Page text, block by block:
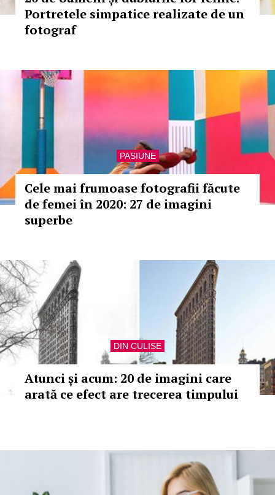
Portretele simpatice realizate de un
fotograf
PASIUNE
Cele mai frumoase fotografii făcute
de femei în 2020: 27 de imagini
superbe
DIN CULISE
Atunci și acum: 20 de imagini care
arată ce efect are trecerea timpului